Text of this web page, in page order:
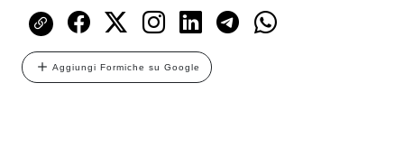
Aggiungi Formiche su Google